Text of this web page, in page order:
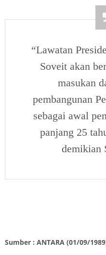
“Lawatan
Soveit akan
masukan
pembangunan
sebagai awal
panjang 25
demikian
Sumber : ANTARA (01/09/